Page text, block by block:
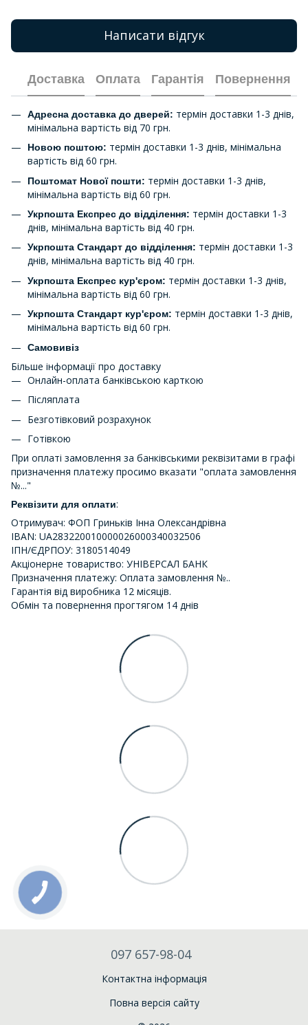
Написати відгук
Доставка Оплата Гарантія Повернення
Адресна доставка до дверей: термін доставки 1-3 днів,
мінімальна вартість від 70 грн.
Новою поштою: термін доставки 1-3 днів, мінімальна
вартість від 60 грн.
Поштомат Нової пошти: термін доставки 1-3 днів,
мінімальна вартість від 60 грн.
Укрпошта Експрес до відділення: термін доставки 1-3
днів, мінімальна вартість від 40 грн.
Укрпошта Стандарт до відділення: термін доставки 1-3
днів, мінімальна вартість від 40 грн.
Укрпошта Експрес кур'єром: термін доставки 1-3 днів,
мінімальна вартість від 60 грн.
Укрпошта Стандарт кур'єром: термін доставки 1-3 днів,
мінімальна вартість від 60 грн.
Самовивіз
Більше інформації про доставку
Онлайн-оплата банківською карткою
Післяплата
Безготівковий розрахунок
Готівкою
При оплаті замовлення за банківськими реквізитами в графі
призначення платежу просимо вказати "оплата замовлення
№..."
Реквізити для оплати:
Отримувач: ФОП Гриньків Інна Олександрівна
IBAN: UA283220010000026000340032506
ІПН/ЄДРПОУ: 3180514049
Акціонерне товариство: УНІВЕРСАЛ БАНК
Призначення платежу: Оплата замовлення №..
Гарантія від виробника 12 місяців.
Обмін та повернення прогтягом 14 днів
097 657-98-04
Контактна інформація
Повна версія сайту